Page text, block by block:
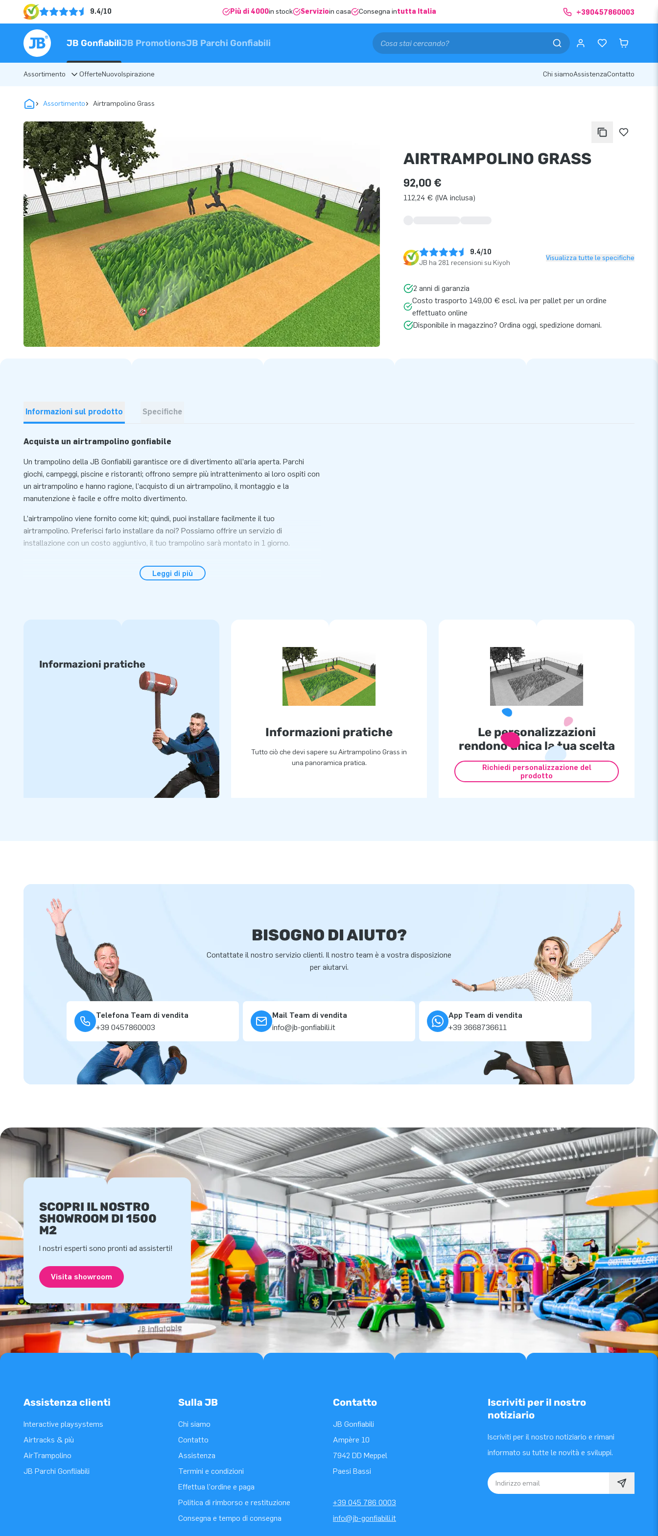
9.4/10 Più di 4000in stock Servizioin casa Consegna intutta Italia +390457860003
JB GonfiabiliJB PromotionsJB Parchi Gonfiabili
Assortimento OfferteNuovoIspirazione Chi siamoAssistenzaContatto
Assortimento Airtrampolino Grass
AIRTRAMPOLINO GRASS
92,00 €
112,24 € (IVA inclusa)
9.4/10
JB ha 281 recensioni su Kiyoh
Visualizza tutte le specifiche
2 anni di garanzia
Costo trasporto 149,00 € escl. iva per pallet per un ordine
effettuato online
Disponibile in magazzino? Ordina oggi, spedizione domani.
Informazioni sul prodotto Specifiche
Acquista un airtrampolino gonfiabile
Un trampolino della JB Gonfiabili garantisce ore di divertimento all’aria aperta. Parchi
giochi, campeggi, piscine e ristoranti; offrono sempre più intrattenimento ai loro ospiti con
un airtrampolino e hanno ragione, l’acquisto di un airtrampolino, il montaggio e la
manutenzione è facile e offre molto divertimento.
L’airtrampolino viene fornito come kit; quindi, puoi installare facilmente il tuo
airtrampolino. Preferisci farlo installare da noi? Possiamo offrire un servizio di
installazione con un costo aggiuntivo, il tuo trampolino sarà montato in 1 giorno.
• 6 x 12 m • 8 x 12 m • 14 x 20 m
Tutti i trampolini gonfiabili sono realizzati con materiali di alta qualità. Vengono forniti
standard con la certificazione, manuale d’uso.
L’airtrampolino standard possono essere consegnate in circa due settimane.
Preferisci avere un airtrampolino con i tuoi colori o il tuo logo? Contattateci e i nostri
designer ti faranno, senza impegni, un design seguendo le vostre esigenze!
Più di 15.000 clienti hanno scelto la JB
Leggi di più
Informazioni pratiche
Informazioni pratiche
Tutto ciò che devi sapere su Airtrampolino Grass in
una panoramica pratica.
Le personalizzazioni
rendono unica la tua scelta
Richiedi personalizzazione del
prodotto
BISOGNO DI AIUTO?
Contattate il nostro servizio clienti. Il nostro team è a vostra disposizione
per aiutarvi.
Telefona Team di vendita
+39 0457860003
Mail Team di vendita
info@jb-gonfiabili.it
App Team di vendita
+39 3668736611
SCOPRI IL NOSTRO
SHOWROOM DI 1500
M2
I nostri esperti sono pronti ad assisterti!
Visita showroom
Assistenza clienti
Interactive playsystems
Airtracks & più
AirTrampolino
JB Parchi Gonfliabili
Sulla JB
Chi siamo
Contatto
Assistenza
Termini e condizioni
Effettua l'ordine e paga
Politica di rimborso e restituzione
Consegna e tempo di consegna
Contatto
JB Gonfiabili
Ampère 10
7942 DD Meppel
Paesi Bassi
+39 045 786 0003
info@jb-gonfiabili.it
Iscriviti per il nostro
notiziario
Iscriviti per il nostro notiziario e rimani
informato su tutte le novità e sviluppi.
Indirizzo email